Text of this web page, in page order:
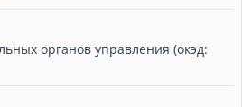
органов управления (окэд: